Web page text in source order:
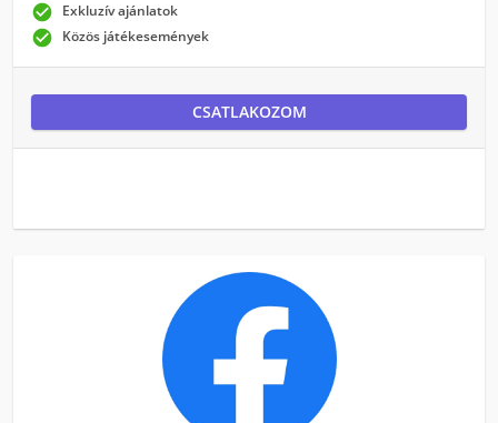
 Exkluzív ajánlatok
 Közös játékesemények
CSATLAKOZOM